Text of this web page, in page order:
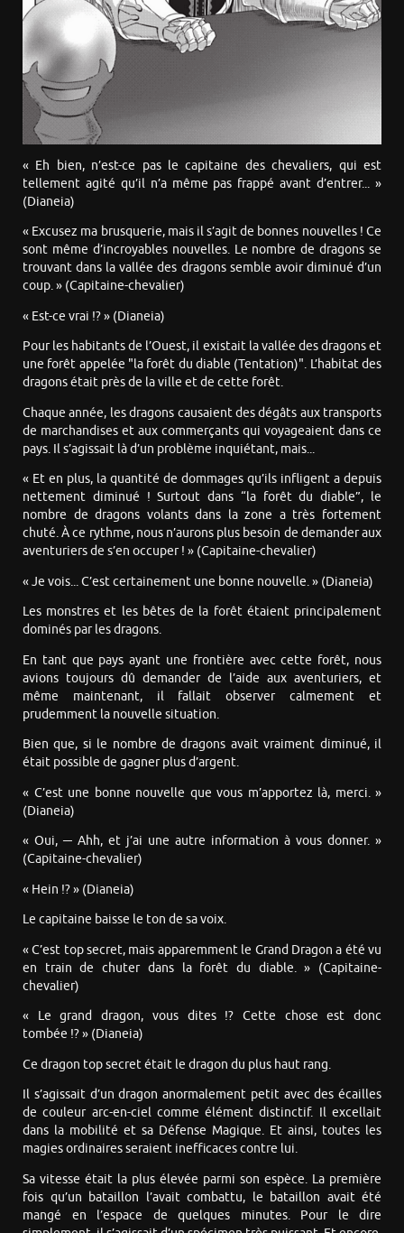
« Eh bien, n’est-ce pas le capitaine des chevaliers, qui est
tellement agité qu’il n’a même pas frappé avant d’entrer... »
(Dianeia)
« Excusez ma brusquerie, mais il s’agit de bonnes nouvelles ! Ce
sont même d’incroyables nouvelles. Le nombre de dragons se
trouvant dans la vallée des dragons semble avoir diminué d’un
coup. » (Capitaine-chevalier)
« Est-ce vrai !? » (Dianeia)
Pour les habitants de l’Ouest, il existait la vallée des dragons et
une forêt appelée "la forêt du diable (Tentation)". L’habitat des
dragons était près de la ville et de cette forêt.
Chaque année, les dragons causaient des dégâts aux transports
de marchandises et aux commerçants qui voyageaient dans ce
pays. Il s’agissait là d’un problème inquiétant, mais...
« Et en plus, la quantité de dommages qu’ils infligent a depuis
nettement diminué ! Surtout dans “la forêt du diable”, le
nombre de dragons volants dans la zone a très fortement
chuté. À ce rythme, nous n’aurons plus besoin de demander aux
aventuriers de s’en occuper ! » (Capitaine-chevalier)
« Je vois... C’est certainement une bonne nouvelle. » (Dianeia)
Les monstres et les bêtes de la forêt étaient principalement
dominés par les dragons.
En tant que pays ayant une frontière avec cette forêt, nous
avions toujours dû demander de l’aide aux aventuriers, et
même maintenant, il fallait observer calmement et
prudemment la nouvelle situation.
Bien que, si le nombre de dragons avait vraiment diminué, il
était possible de gagner plus d’argent.
« C’est une bonne nouvelle que vous m’apportez là, merci. »
(Dianeia)
« Oui, ─ Ahh, et j’ai une autre information à vous donner. »
(Capitaine-chevalier)
« Hein !? » (Dianeia)
Le capitaine baisse le ton de sa voix.
« C’est top secret, mais apparemment le Grand Dragon a été vu
en train de chuter dans la forêt du diable. » (Capitaine-
chevalier)
« Le grand dragon, vous dites !? Cette chose est donc
tombée !? » (Dianeia)
Ce dragon top secret était le dragon du plus haut rang.
Il s’agissait d’un dragon anormalement petit avec des écailles
de couleur arc-en-ciel comme élément distinctif. Il excellait
dans la mobilité et sa Défense Magique. Et ainsi, toutes les
magies ordinaires seraient inefficaces contre lui.
Sa vitesse était la plus élevée parmi son espèce. La première
fois qu’un bataillon l’avait combattu, le bataillon avait été
mangé en l’espace de quelques minutes. Pour le dire